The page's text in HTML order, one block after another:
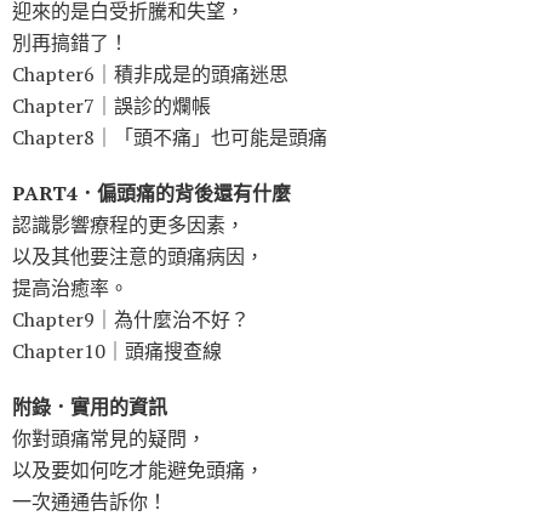
迎來的是白受折騰和失望，
別再搞錯了！
Chapter6｜積非成是的頭痛迷思
Chapter7｜誤診的爛帳
Chapter8｜「頭不痛」也可能是頭痛
PART4．偏頭痛的背後還有什麼
認識影響療程的更多因素，
以及其他要注意的頭痛病因，
提高治癒率。
Chapter9｜為什麼治不好？
Chapter10｜頭痛搜查線
附錄．實用的資訊
你對頭痛常見的疑問，
以及要如何吃才能避免頭痛，
一次通通告訴你！